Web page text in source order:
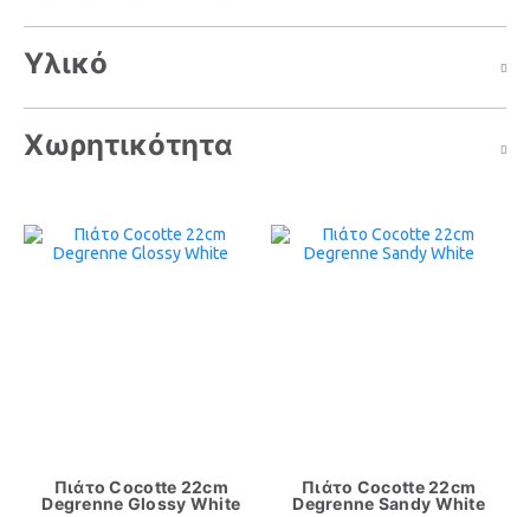
Υλικό
Χωρητικότητα
Πιάτο Cocotte 22cm
Degrenne Glossy White
Πιάτο Cocotte 22cm
Degrenne Sandy White